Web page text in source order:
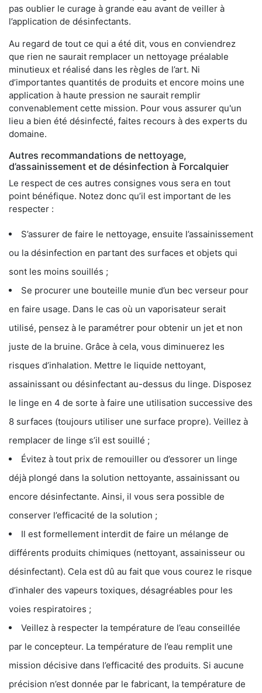
pas oublier le curage à grande eau avant de veiller à
l’application de désinfectants.
Au regard de tout ce qui a été dit, vous en conviendrez
que rien ne saurait remplacer un nettoyage préalable
minutieux et réalisé dans les règles de l’art. Ni
d’importantes quantités de produits et encore moins une
application à haute pression ne saurait remplir
convenablement cette mission. Pour vous assurer qu'un
lieu a bien été désinfecté, faites recours à des experts du
domaine.
Autres recommandations de nettoyage,
d’assainissement et de désinfection à Forcalquier
Le respect de ces autres consignes vous sera en tout
point bénéfique. Notez donc qu’il est important de les
respecter :
S’assurer de faire le nettoyage, ensuite l’assainissement
ou la désinfection en partant des surfaces et objets qui
sont les moins souillés ;
Se procurer une bouteille munie d’un bec verseur pour
en faire usage. Dans le cas où un vaporisateur serait
utilisé, pensez à le paramétrer pour obtenir un jet et non
juste de la bruine. Grâce à cela, vous diminuerez les
risques d’inhalation. Mettre le liquide nettoyant,
assainissant ou désinfectant au-dessus du linge. Disposez
le linge en 4 de sorte à faire une utilisation successive des
8 surfaces (toujours utiliser une surface propre). Veillez à
remplacer de linge s’il est souillé ;
Évitez à tout prix de remouiller ou d’essorer un linge
déjà plongé dans la solution nettoyante, assainissant ou
encore désinfectante. Ainsi, il vous sera possible de
conserver l’efficacité de la solution ;
Il est formellement interdit de faire un mélange de
différents produits chimiques (nettoyant, assainisseur ou
désinfectant). Cela est dû au fait que vous courez le risque
d’inhaler des vapeurs toxiques, désagréables pour les
voies respiratoires ;
Veillez à respecter la température de l’eau conseillée
par le concepteur. La température de l’eau remplit une
mission décisive dans l’efficacité des produits. Si aucune
précision n’est donnée par le fabricant, la température de